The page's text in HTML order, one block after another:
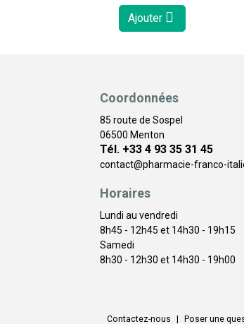
Ajouter
Coordonnées
85 route de Sospel
06500 Menton
Tél. +33 4 93 35 31 45
contact@pharmacie-franco-
Horaires
Lundi au vendredi
8h45 - 12h45 et 14h30 - 19h15
Samedi
8h30 - 12h30 et 14h30 - 19h00
Contactez-nous Poser une